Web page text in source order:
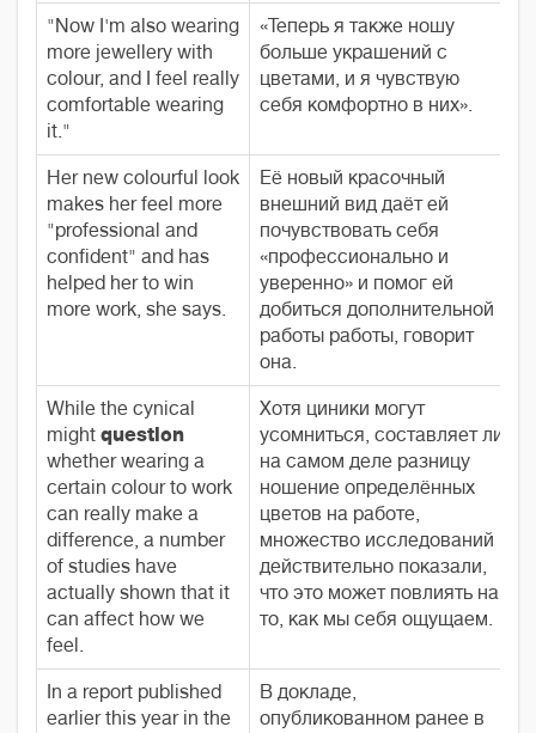
"Now I'm also wearing
more jewellery with
colour, and I feel really
comfortable wearing
it."
«Теперь я также ношу
больше украшений с
цветами, и я чувствую
себя комфортно в них».
Her new colourful look
makes her feel more
"professional and
confident" and has
helped her to win
more work, she says.
Её новый красочный
внешний вид даёт ей
почувствовать себя
«профессионально и
уверенно» и помог ей
добиться дополнительной
работы работы, говорит
она.
While the cynical
might question
whether wearing a
certain colour to work
can really make a
difference, a number
of studies have
actually shown that it
can affect how we
feel.
Хотя циники могут
усомниться, составляет ли
на самом деле разницу
ношение определённых
цветов на работе,
множество исследований
действительно показали,
что это может повлиять на
то, как мы себя ощущаем.
In a report published
earlier this year in the
В докладе,
опубликованном ранее в